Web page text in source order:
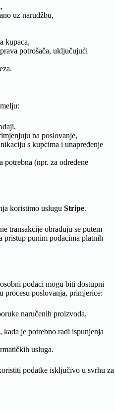
uz narudžbu,
kupaca,
potrošača, uključujući
na poslovanje,
s kupcima i unapređenje
(npr. za određene
koristimo uslugu Stripe.
transakcije obrađuju se putem
pristup punim podacima platnih
podaci mogu biti dostupni
procesu poslovanja, primjerice:
naručenih proizvoda,
je potrebno radi ispunjenja
usluga.
podatke isključivo u svrhu za